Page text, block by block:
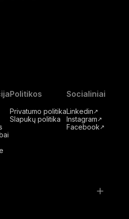
Politikos
Privatumo politika
Slapukų politika
Socialiniai
Linkedin ↗
Instagram ↗
Facebook ↗